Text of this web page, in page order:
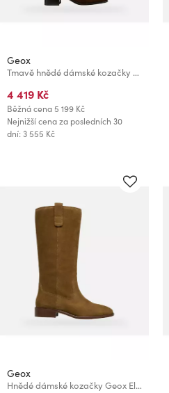
Geox
Tmavě hnědé dámské kozačky Geox Alnoire
4 419 Kč
Běžná cena5 199 Kč
Nejnižší cena za posledních 30
dní: 3 555 Kč
Geox
Hnědé dámské kozačky Geox Eliebeth